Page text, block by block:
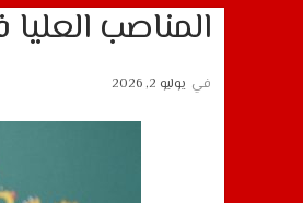
المناصب العليا
في يوليو 2, 2026